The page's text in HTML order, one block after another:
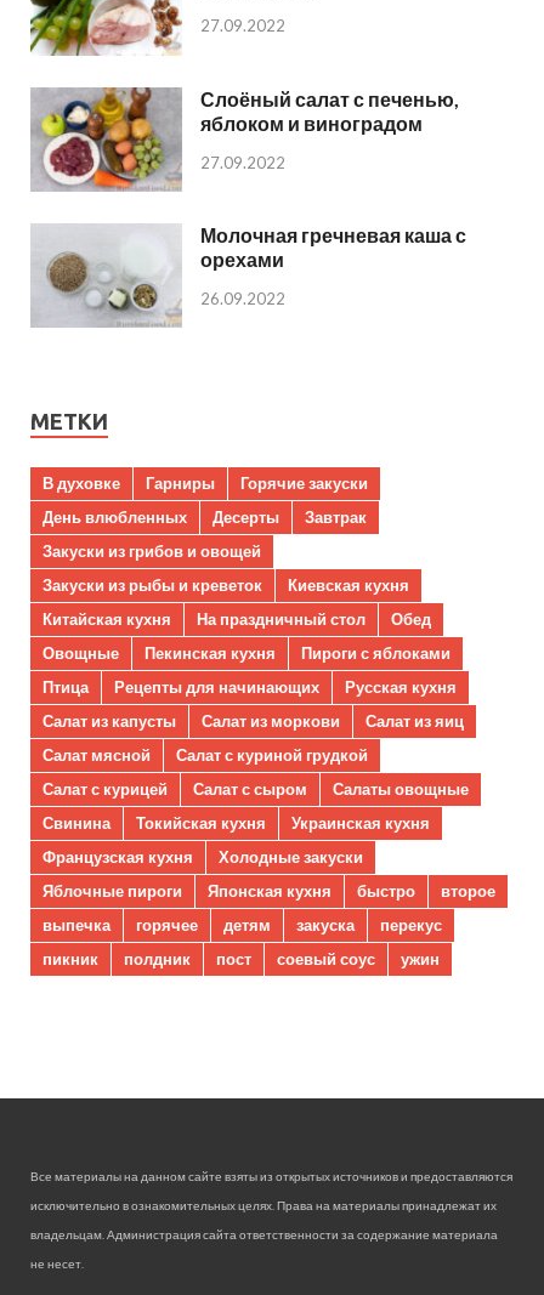
27.09.2022
Слоёный салат с печенью,
яблоком и виноградом
27.09.2022
Молочная гречневая каша с
орехами
26.09.2022
МЕТКИ
В духовке Гарниры
Горячие закуски
День влюбленных
Десерты
Завтрак
Закуски из грибов и овощей
Закуски из рыбы и креветок
Киевская кухня
Китайская кухня
На праздничный стол
Обед
Овощные
Пекинская кухня
Пироги с яблоками
Птица
Рецепты для начинающих
Русская кухня
Салат из капусты
Салат из моркови
Салат из яиц
Салат мясной
Салат с куриной грудкой
Салат с курицей
Салат с сыром
Салаты овощные
Свинина
Токийская кухня
Украинская кухня
Французская кухня
Холодные закуски
Яблочные пироги
Японская кухня быстро
второе
выпечка
горячее детям закуска
перекус
пикник
полдник пост соевый соус ужин
Все материалы на данном сайте взяты из открытых источников и предоставляются
исключительно в ознакомительных целях. Права на материалы принадлежат их
владельцам. Администрация сайта ответственности за содержание материала
не несет.